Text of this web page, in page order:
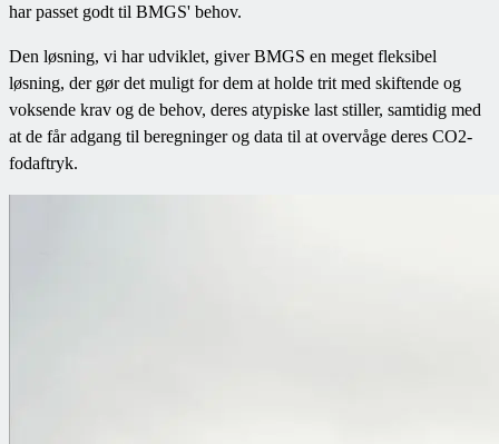
har passet godt til BMGS' behov.
Den løsning, vi har udviklet, giver BMGS en meget fleksibel
løsning, der gør det muligt for dem at holde trit med skiftende og
voksende krav og de behov, deres atypiske last stiller, samtidig med
at de får adgang til beregninger og data til at overvåge deres CO2-
fodaftryk.